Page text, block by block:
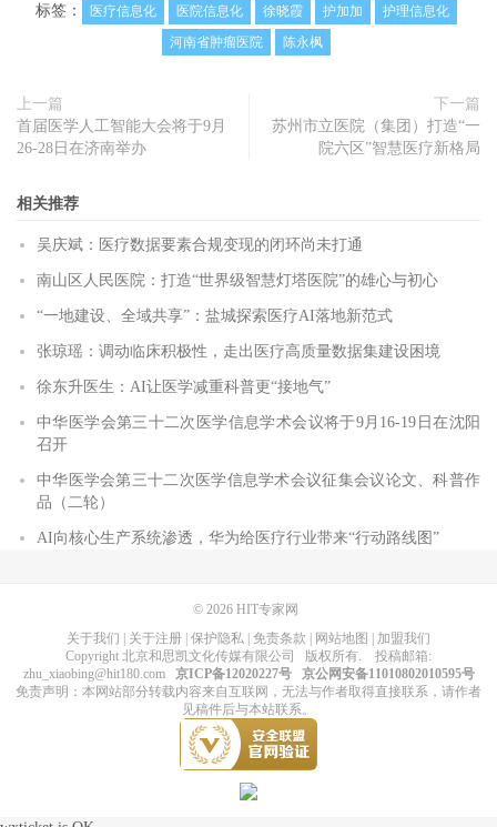
标签： 医疗信息化 医院信息化 徐晓霞 护加加
护理信息化
河南省肿瘤医院
陈永枫
上一篇
首届医学人工智能大会将于9月
26-28日在济南举办
下一篇
苏州市立医院（集团）打造“一
院六区”智慧医疗新格局
相关推荐
吴庆斌：医疗数据要素合规变现的闭环尚未打通
南山区人民医院：打造“世界级智慧灯塔医院”的雄心与初心
“一地建设、全域共享”：盐城探索医疗AI落地新范式
张琼瑶：调动临床积极性，走出医疗高质量数据集建设困境
徐东升医生：AI让医学减重科普更“接地气”
中华医学会第三十二次医学信息学术会议将于9月16-19日在沈阳
召开
中华医学会第三十二次医学信息学术会议征集会议论文、科普作
品（二轮）
AI向核心生产系统渗透，华为给医疗行业带来“行动路线图”
© 2026 HIT专家网
关于我们 | 关于注册 | 保护隐私 | 免责条款 | 网站地图 | 加盟我们
Copyright 北京和思凯文化传媒有限公司 版权所有 . 投稿邮箱:
zhu_xiaobing@hit180.com
京ICP备12020227号
京公网安备11010802010595号
免责声明：本网站部分转载内容来自互联网，无法与作者取得直接联系，请作者
见稿件后与本站联系。